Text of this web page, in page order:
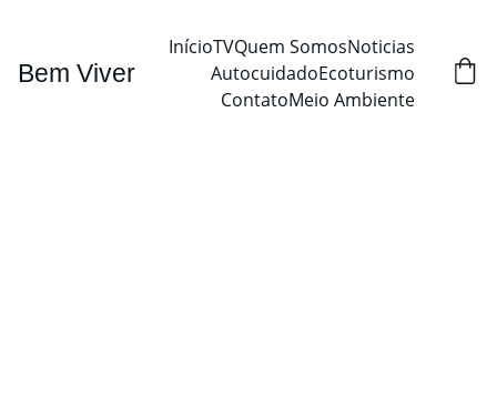
Bem Viver
InícioTVQuem SomosNoticias
AutocuidadoEcoturismo
ContatoMeio Ambiente